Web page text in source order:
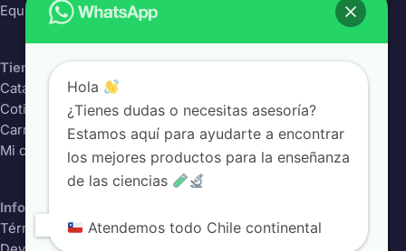
Equipos de laboratorio
Tienda
Catálogo completo
Cotizador
Carrito
Mi cuenta
Información
Términos y condiciones
Hola
¿Tienes dudas o necesitas asesoría?
Estamos aquí para ayudarte a encontrar
los mejores productos para la enseñanza
de las ciencias
Atendemos todo Chile continental